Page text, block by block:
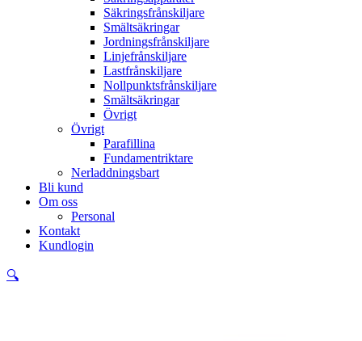
Säkringsfrånskiljare
Smältsäkringar
Jordningsfrånskiljare
Linjefrånskiljare
Lastfrånskiljare
Nollpunktsfrånskiljare
Smältsäkringar
Övrigt
Övrigt
Parafillina
Fundamentriktare
Nerladdningsbart
Bli kund
Om oss
Personal
Kontakt
Kundlogin
🔍